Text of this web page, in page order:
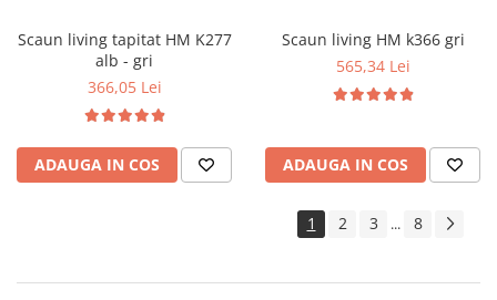
Scaun living tapitat HM K277
alb - gri
366,05 Lei
ADAUGA IN COS
Scaun living HM k366 gri
565,34 Lei
ADAUGA IN COS
1 2 3 ... 8